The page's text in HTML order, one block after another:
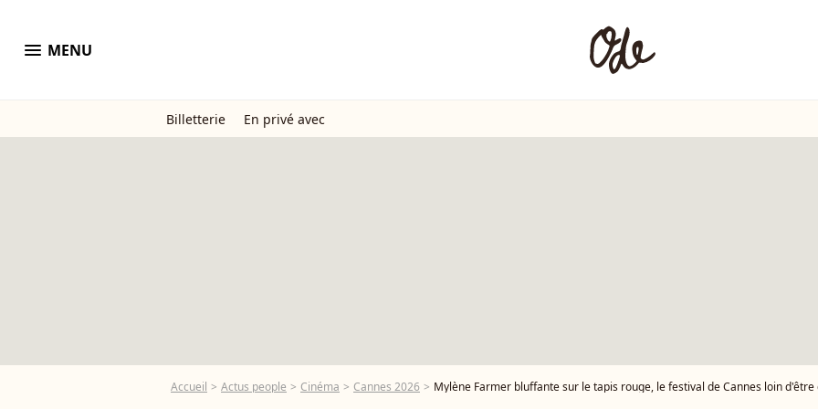
menu MENU
Billetterie En privé avec
Accueil Actus people Cinéma Cannes 2026 Mylène Farmer bluffante sur le tapis rouge, le festival de Cannes loin